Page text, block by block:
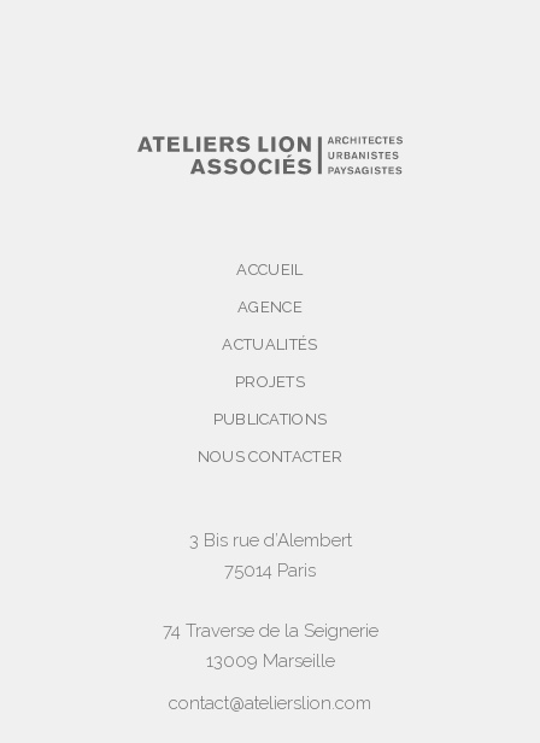
ACCUEIL
AGENCE
ACTUALITÉS
PROJETS
PUBLICATIONS
NOUS CONTACTER
3 Bis rue d’Alembert
75014 Paris
74 Traverse de la Seignerie
13009 Marseille
contact@atelierslion.com